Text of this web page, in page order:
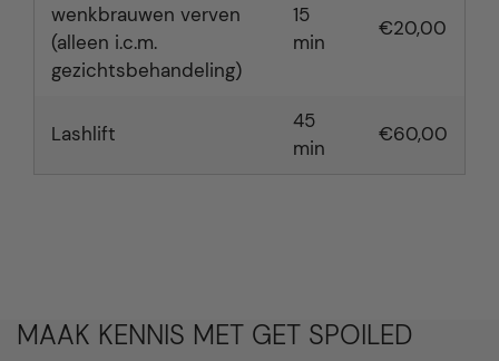
wenkbrauwen verven
(alleen i.c.m.
gezichtsbehandeling)
15
min
€20,00
Lashlift
45
min
€60,00
MAAK KENNIS MET GET SPOILED